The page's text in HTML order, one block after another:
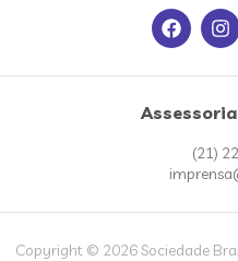
(21)
Copyright © 2026 Sociedade